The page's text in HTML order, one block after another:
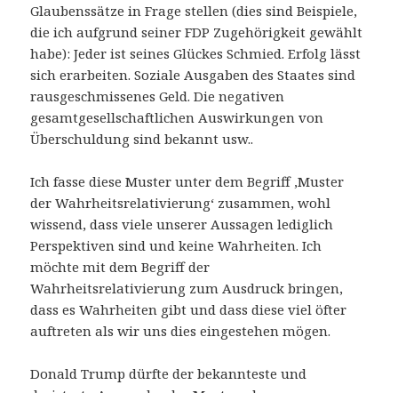
Glaubenssätze in Frage stellen (dies sind Beispiele,
die ich aufgrund seiner FDP Zugehörigkeit gewählt
habe): Jeder ist seines Glückes Schmied. Erfolg lässt
sich erarbeiten. Soziale Ausgaben des Staates sind
rausgeschmissenes Geld. Die negativen
gesamtgesellschaftlichen Auswirkungen von
Überschuldung sind bekannt usw..
Ich fasse diese Muster unter dem Begriff ‚Muster
der Wahrheitsrelativierung‘ zusammen, wohl
wissend, dass viele unserer Aussagen lediglich
Perspektiven sind und keine Wahrheiten. Ich
möchte mit dem Begriff der
Wahrheitsrelativierung zum Ausdruck bringen,
dass es Wahrheiten gibt und dass diese viel öfter
auftreten als wir uns dies eingestehen mögen.
Donald Trump dürfte der bekannteste und